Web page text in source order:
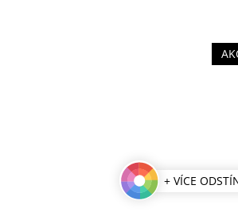
+ VÍCE